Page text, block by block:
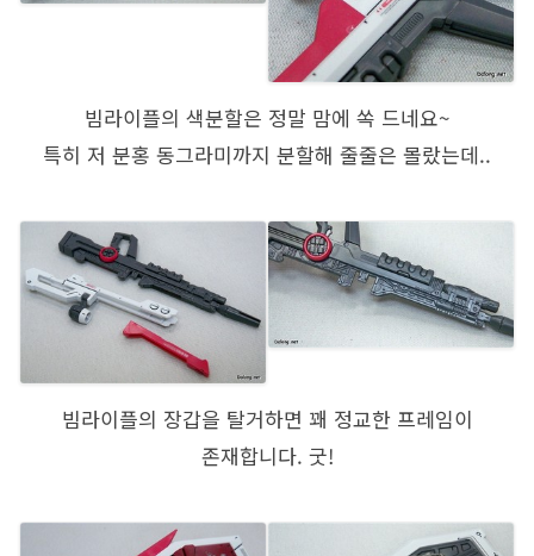
빔라이플의 색분할은 정말 맘에 쏙 드네요~
특히 저 분홍 동그라미까지 분할해 줄줄은 몰랐는데..
빔라이플의 장갑을 탈거하면 꽤 정교한 프레임이
존재합니다. 굿!